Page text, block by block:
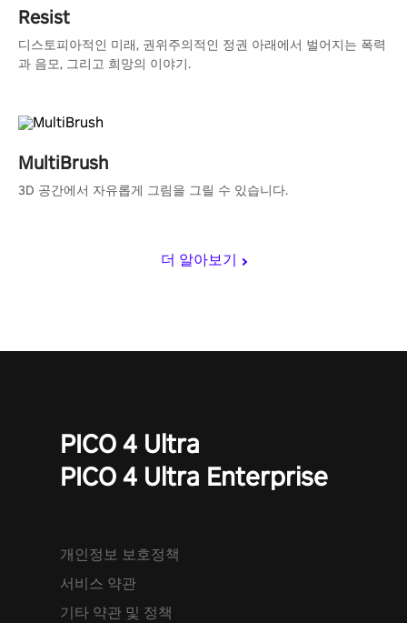
더 알아보기
Resist
디스토피아적인 미래, 권위주의적인 정권 아래에서 벌어지는 폭력
과 음모, 그리고 희망의 이야기.
MultiBrush
3D 공간에서 자유롭게 그림을 그릴 수 있습니다.
PICO 4 Ultra
PICO 4 Ultra Enterprise
개인정보 보호정책
서비스 약관
기타 약관 및 정책